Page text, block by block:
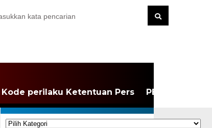
Kode perilaku Ketentuan Pers PEDOMAN
KATEGORI
Kategori